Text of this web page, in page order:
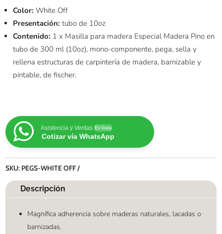
Color: White Off
Presentación: tubo de 10oz
Contenido: 1 x Masilla para madera Especial Madera Pino en
tubo de 300 ml (10oz), mono-componente, pega, sella y
rellena estructuras de carpintería de madera, barnizable y
pintable, de fischer.
Asistencia y Ventas En línea
Cotizar vía WhatsApp
SKU: PEGS-WHITE OFF
Descripción
Magnífica adherencia sobre maderas naturales, lacadas o
barnizadas.